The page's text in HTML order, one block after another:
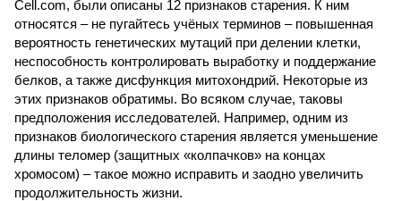
Cell.com, были описаны 12 признаков старения. К ним
относятся – не пугайтесь учёных терминов – повышенная
вероятность генетических мутаций при делении клетки,
неспособность контролировать выработку и поддержание
белков, а также дисфункция митохондрий. Некоторые из
этих признаков обратимы. Во всяком случае, таковы
предположения исследователей. Например, одним из
признаков биологического старения является уменьшение
длины теломер (защитных «колпачков» на концах
хромосом) – такое можно исправить и заодно увеличить
продолжительность жизни.